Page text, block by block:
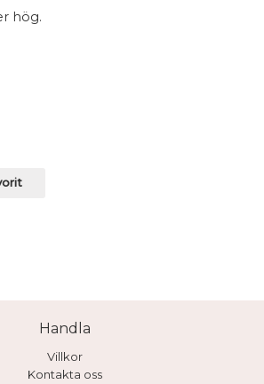
hög.
Handla
Villkor
Kontakta oss